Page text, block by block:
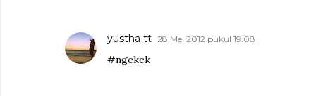
yustha tt 28 Mei 2012 pukul 19.08
#ngekek